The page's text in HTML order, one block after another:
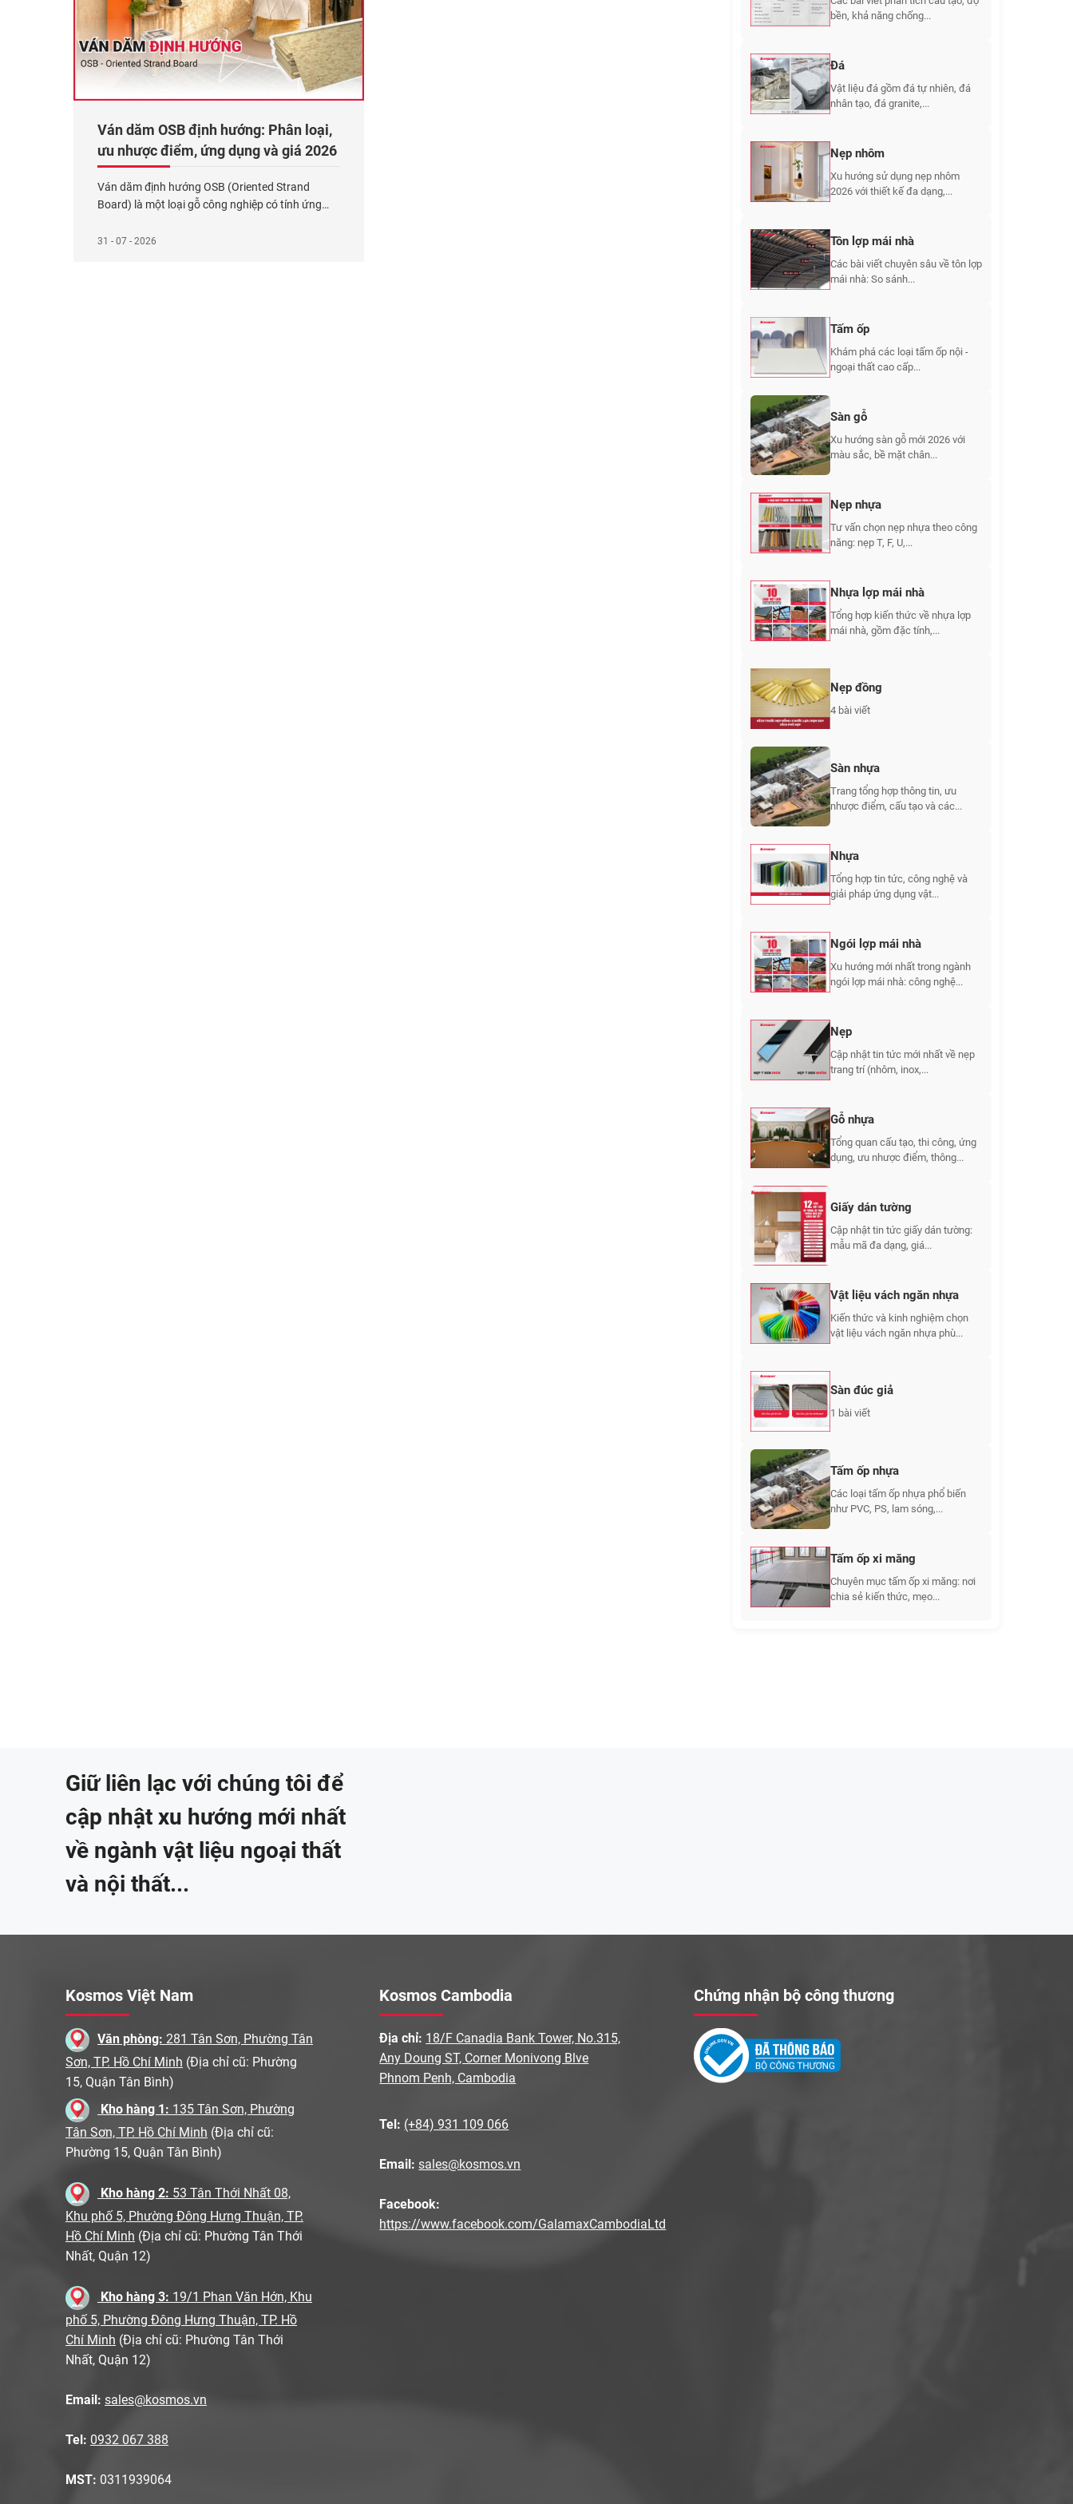
Ván dăm OSB định hướng: Phân loại,
ưu nhược điểm, ứng dụng và giá 2026
Ván dăm định hướng OSB (Oriented Strand
Board) là một loại gỗ công nghiệp có tính ứng
dăm gỗ và 5 – 10% keo dán. Ván OSB được tạo
31 - 07 - 2026
bền, khả năng chống...
Đá
Vật liệu đá gồm đá tự nhiên, đá
nhân tạo, đá granite,...
Nẹp nhôm
Xu hướng sử dụng nẹp nhôm
2026 với thiết kế đa dạng,...
Tôn lợp mái nhà
Các bài viết chuyên sâu về tôn lợp
mái nhà: So sánh...
Tấm ốp
Khám phá các loại tấm ốp nội -
ngoại thất cao cấp...
Sàn gỗ
Xu hướng sàn gỗ mới 2026 với
màu sắc, bề mặt chân...
Nẹp nhựa
Tư vấn chọn nẹp nhựa theo công
năng: nẹp T, F, U,...
Nhựa lợp mái nhà
Tổng hợp kiến thức về nhựa lợp
mái nhà, gồm đặc tính,...
Nẹp đồng
4 bài viết
Sàn nhựa
Trang tổng hợp thông tin, ưu
nhược điểm, cấu tạo và các...
Nhựa
Tổng hợp tin tức, công nghệ và
giải pháp ứng dụng vật...
Ngói lợp mái nhà
Xu hướng mới nhất trong ngành
ngói lợp mái nhà: công nghệ...
Nẹp
Cập nhật tin tức mới nhất về nẹp
trang trí (nhôm, inox,...
Gỗ nhựa
Tổng quan cấu tạo, thi công, ứng
dụng, ưu nhược điểm, thông...
Giấy dán tường
Cập nhật tin tức giấy dán tường:
mẫu mã đa dạng, giá...
Vật liệu vách ngăn nhựa
Kiến thức và kinh nghiệm chọn
vật liệu vách ngăn nhựa phù...
Sàn đúc giả
1 bài viết
Tấm ốp nhựa
Các loại tấm ốp nhựa phổ biến
như PVC, PS, lam sóng,...
Tấm ốp xi măng
Chuyên mục tấm ốp xi măng: nơi
chia sẻ kiến thức, mẹo...
Giữ liên lạc với chúng tôi để
cập nhật xu hướng mới nhất
về ngành vật liệu ngoại thất
và nội thất...
Kosmos Việt Nam
Văn phòng: 281 Tân Sơn, Phường Tân
Sơn, TP. Hồ Chí Minh (Địa chỉ cũ: Phường
15, Quận Tân Bình)
Kho hàng 1: 135 Tân Sơn, Phường
Tân Sơn, TP. Hồ Chí Minh (Địa chỉ cũ:
Phường 15, Quận Tân Bình)
Kho hàng 2: 53 Tân Thới Nhất 08,
Khu phố 5, Phường Đông Hưng Thuận, TP.
Hồ Chí Minh (Địa chỉ cũ: Phường Tân Thới
Nhất, Quận 12)
Kho hàng 3: 19/1 Phan Văn Hớn, Khu
phố 5, Phường Đông Hưng Thuận, TP. Hồ
Chí Minh (Địa chỉ cũ: Phường Tân Thới
Nhất, Quận 12)
Email: sales@kosmos.vn
Tel: 0932 067 388
MST: 0311939064
Kosmos Cambodia
Địa chỉ: 18/F Canadia Bank Tower, No.315,
Any Doung ST, Corner Monivong Blve
Phnom Penh, Cambodia
Tel: (+84) 931 109 066
Email: sales@kosmos.vn
Facebook:
https://www.facebook.com/GalamaxCambodiaLtd
Chứng nhận bộ công thương